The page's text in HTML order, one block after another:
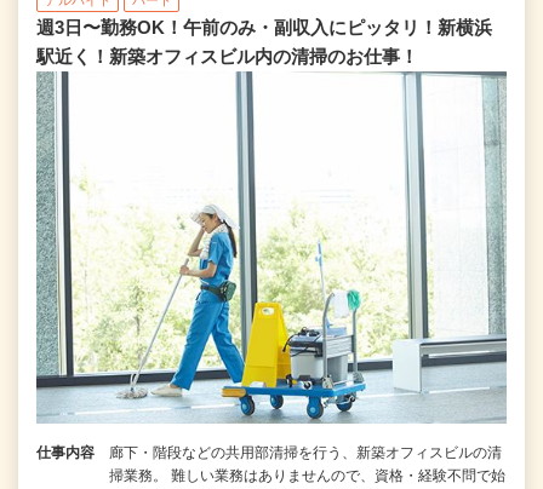
週3日〜勤務OK！午前のみ・副収入にピッタリ！新横浜
駅近く！新築オフィスビル内の清掃のお仕事！
仕事内容
廊下・階段などの共用部清掃を行う、新築オフィスビルの清
掃業務。 難しい業務はありませんので、資格・経験不問で始